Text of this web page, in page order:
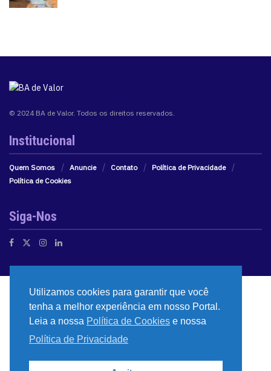
© 2024 BA de Valor. Todos os direitos reservados.
Institucional
Quem Somos Anuncie Contato
Política de Privacidade
Política de Cookies
Siga-Nos
Utilizamos cookies para garantir que você
tenha a melhor experiência em nosso Portal.
Leia a nossa Política de Cookies e nossa
Política de Privacidade